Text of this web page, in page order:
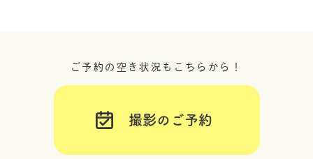
ご予約の空き状況もこちらから！
撮影のご予約